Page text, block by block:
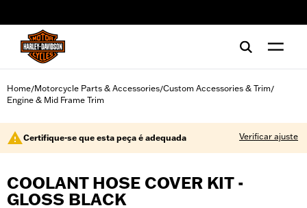
Home/Motorcycle Parts & Accessories/Custom Accessories & Trim/
Engine & Mid Frame Trim
Certifique-se que esta peça é adequada Verificar ajuste
COOLANT HOSE COVER KIT -
GLOSS BLACK